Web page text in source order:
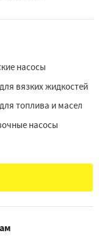
насосы
вязких жидкостей
топлива и масел
насосы